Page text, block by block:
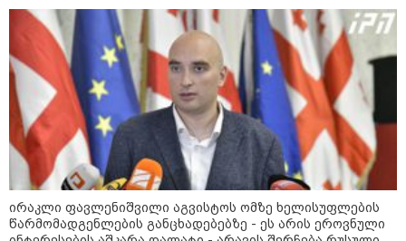
ოკუპირებულ აფხაზეთში საწვავის
დეფიციტია, კილომეტრიანი რიგები და
შეზღუდვა საწვავის ჩასხმაზე - რა
ინფორმაციას აქვეყნებს "დემოკრატიის
კვლევის ინსტიტუტი“
14:23 / 05-08-2026
ევროპელმა და რუსმა ყოფილმა
მაღალჩინოსნებმა უკრაინაში
ომთან დაკავშირებით
მოლაპარაკებები გამართეს - რა
არის ცნობილი შეხვედრაზე
ირაკლი ფავლენიშვილი აგვისტოს ომზე ხელისუფლების
წარმომადგენლების განცხადებებზე - ეს არის ეროვნული